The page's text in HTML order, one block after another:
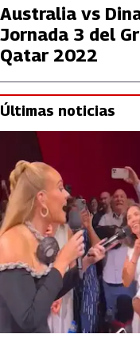
Australia vs
Jornada 3 del
Qatar 2022
Últimas noticias